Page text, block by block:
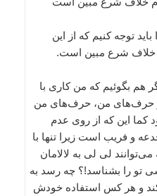
توجه كنیم كه از این
خلاف شرع مبین است.
هم بگوئیم كه من كاری با
و حرف‌های من، حرف‌های من
این كه از روی عدم
و فریب است زیرا تنها با
لی لی به لالامان
تو را بشناسد!؟ چه رسد به
كند و هر كس استفاده خودش